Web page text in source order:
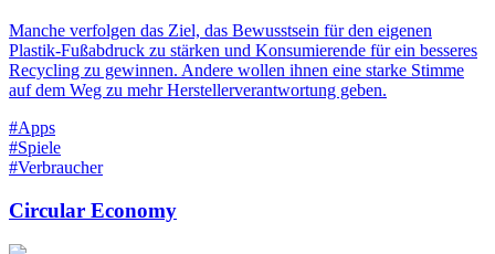
Manche verfolgen das Ziel, das Bewusstsein für den eigenen
Plastik-Fußabdruck zu stärken und Konsumierende für ein besseres
Recycling zu gewinnen. Andere wollen ihnen eine starke Stimme
auf dem Weg zu mehr Herstellerverantwortung geben.
#Apps
#Spiele
#Verbraucher
Circular Economy